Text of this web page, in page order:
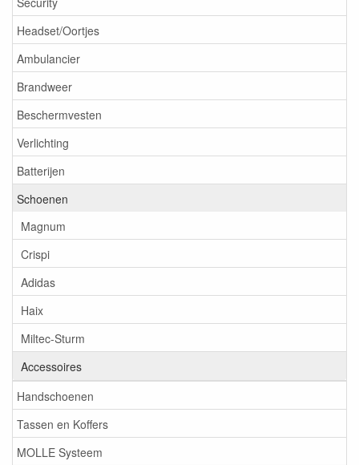
Headset/Oortjes
Ambulancier
Brandweer
Beschermvesten
Verlichting
Batterijen
Schoenen
Magnum
Crispi
Adidas
Haix
Miltec-Sturm
Accessoires
Handschoenen
Tassen en Koffers
MOLLE Systeem